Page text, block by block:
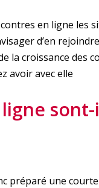
en ligne les
d’en
la croissance des
avoir avec elle
préparé une